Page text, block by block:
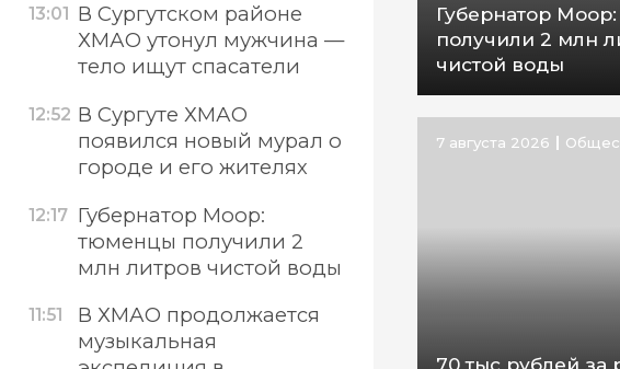
13:01
В Сургутском районе
ХМАО утонул мужчина —
тело ищут спасатели
12:52 В Сургуте ХМАО
появился новый мурал о
городе и его жителях
12:17 Губернатор Моор:
тюменцы получили 2
млн литров чистой воды
11:51
В ХМАО продолжается
музыкальная
Губернатор
получили 2 млн
чистой воды
7 августа 2026
70 тыс рублей за